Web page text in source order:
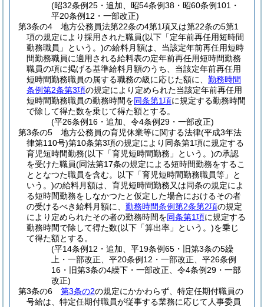
(昭32条例25・追加、昭54条例38・昭60条例101・
平20条例12・一部改正)
第3条の4
地方公務員法第22条の4第1項又は第22条の5第1
項の規定により採用された職員(以下「定年前再任用短時間
勤務職員」という。)の給料月額は、当該定年前再任用短時
間勤務職員に適用される給料表の定年前再任用短時間勤務
職員の項に掲げる基準給料月額のうち、当該定年前再任用
短時間勤務職員の属する職務の級に応じた額に、 勤務時間
条例第2条第3項の規定により定められた当該定年前再任用
短時間勤務職員の勤務時間を同条第1項に規定する勤務時間
で除して得た数を乗じて得た額とする。
(平26条例16・追加、令4条例29・一部改正)
第3条の5
地方公務員の育児休業等に関する法律(平成3年法
律第110号)第10条第3項の規定により同条第1項に規定する
育児短時間勤務(以下「育児短時間勤務」という。)の承認
を受けた職員(同法第17条の規定による短時間勤務をするこ
ととなつた職員を含む。以下「育児短時間勤務職員等」と
いう。)の給料月額は、育児短時間勤務又は同条の規定によ
る短時間勤務をしなかつたと仮定した場合におけるその者
の受けるべき給料月額に、 勤務時間条例第2条第2項の規定
により定められたその者の勤務時間を同条第1項に規定する
勤務時間で除して得た数(以下「算出率」という。)を乗じ
て得た額とする。
(平14条例12・追加、平19条例65・旧第3条の5繰
上・一部改正、平20条例12・一部改正、平26条例
16・旧第3条の4繰下・一部改正、令4条例29・一部
改正)
第3条の6
第3条の2の規定にかかわらず、特定任期付職員の
号給は、特定任期付職員が従事する業務に応じて人事委員